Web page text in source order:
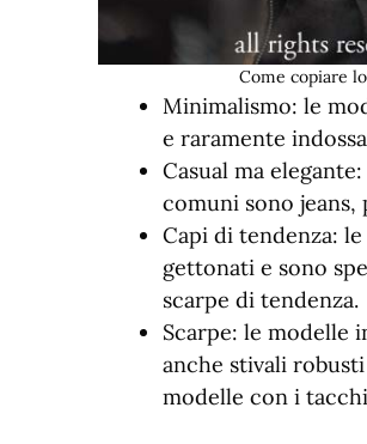
Come copiare
Minimalismo: le
e raramente
Casual ma
comuni sono
Capi di tendenza:
gettonati e sono
scarpe di tendenza.
Scarpe: le modelle
anche stivali
modelle con i